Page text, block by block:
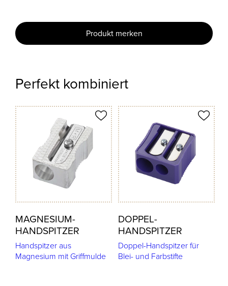
Produkt merken
Perfekt kombiniert
MAGNESIUM-
HANDSPITZER
Handspitzer aus
Magnesium mit Griffmulde
merken
DOPPEL-
HANDSPITZER
Doppel-Handspitzer für
Blei- und Farbstifte
Produkt merken